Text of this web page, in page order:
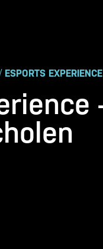
ESPORTS